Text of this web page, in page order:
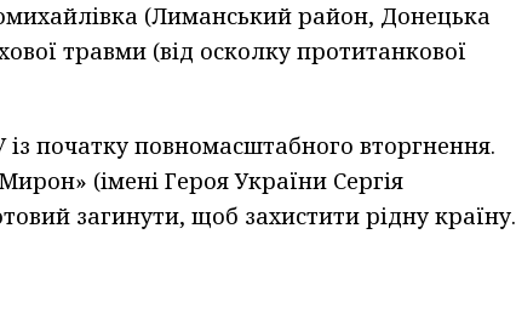
(Лиманський район, Донецька
травми (від осколку протитанкової
початку повномасштабного вторгнення.
(імені Героя України Сергія
загинути, щоб захистити рідну країну.